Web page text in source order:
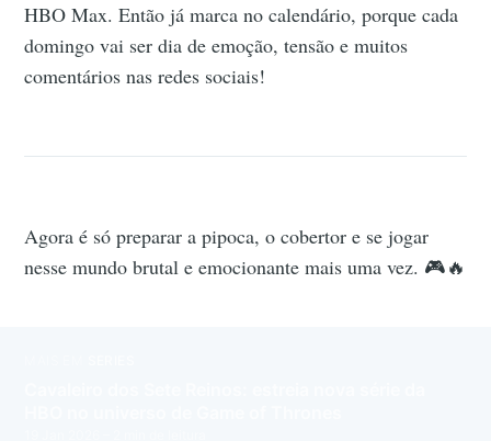
HBO Max. Então já marca no calendário, porque cada
domingo vai ser dia de emoção, tensão e muitos
comentários nas redes sociais!
Agora é só preparar a pipoca, o cobertor e se jogar
nesse mundo brutal e emocionante mais uma vez. 🎮🔥